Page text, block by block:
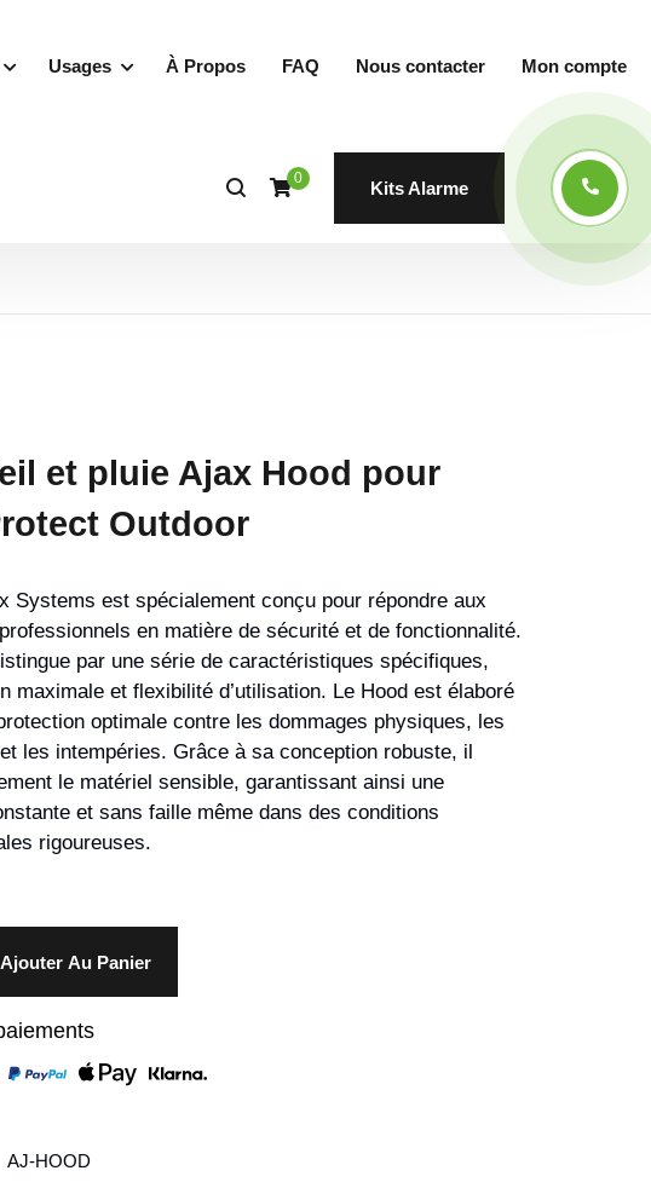
Usages À Propos FAQ Nous contacter Mon compte
0
Kits Alarme
et pluie Ajax Hood pour
Outdoor
Systems est spécialement conçu pour répondre aux
en matière de sécurité et de fonctionnalité.
par une série de caractéristiques spécifiques,
maximale et flexibilité d’utilisation. Le Hood est élaboré
optimale contre les dommages physiques, les
les intempéries. Grâce à sa conception robuste, il
le matériel sensible, garantissant ainsi une
et sans faille même dans des conditions
rigoureuses.
Ajouter Au Panier
AJ-HOOD